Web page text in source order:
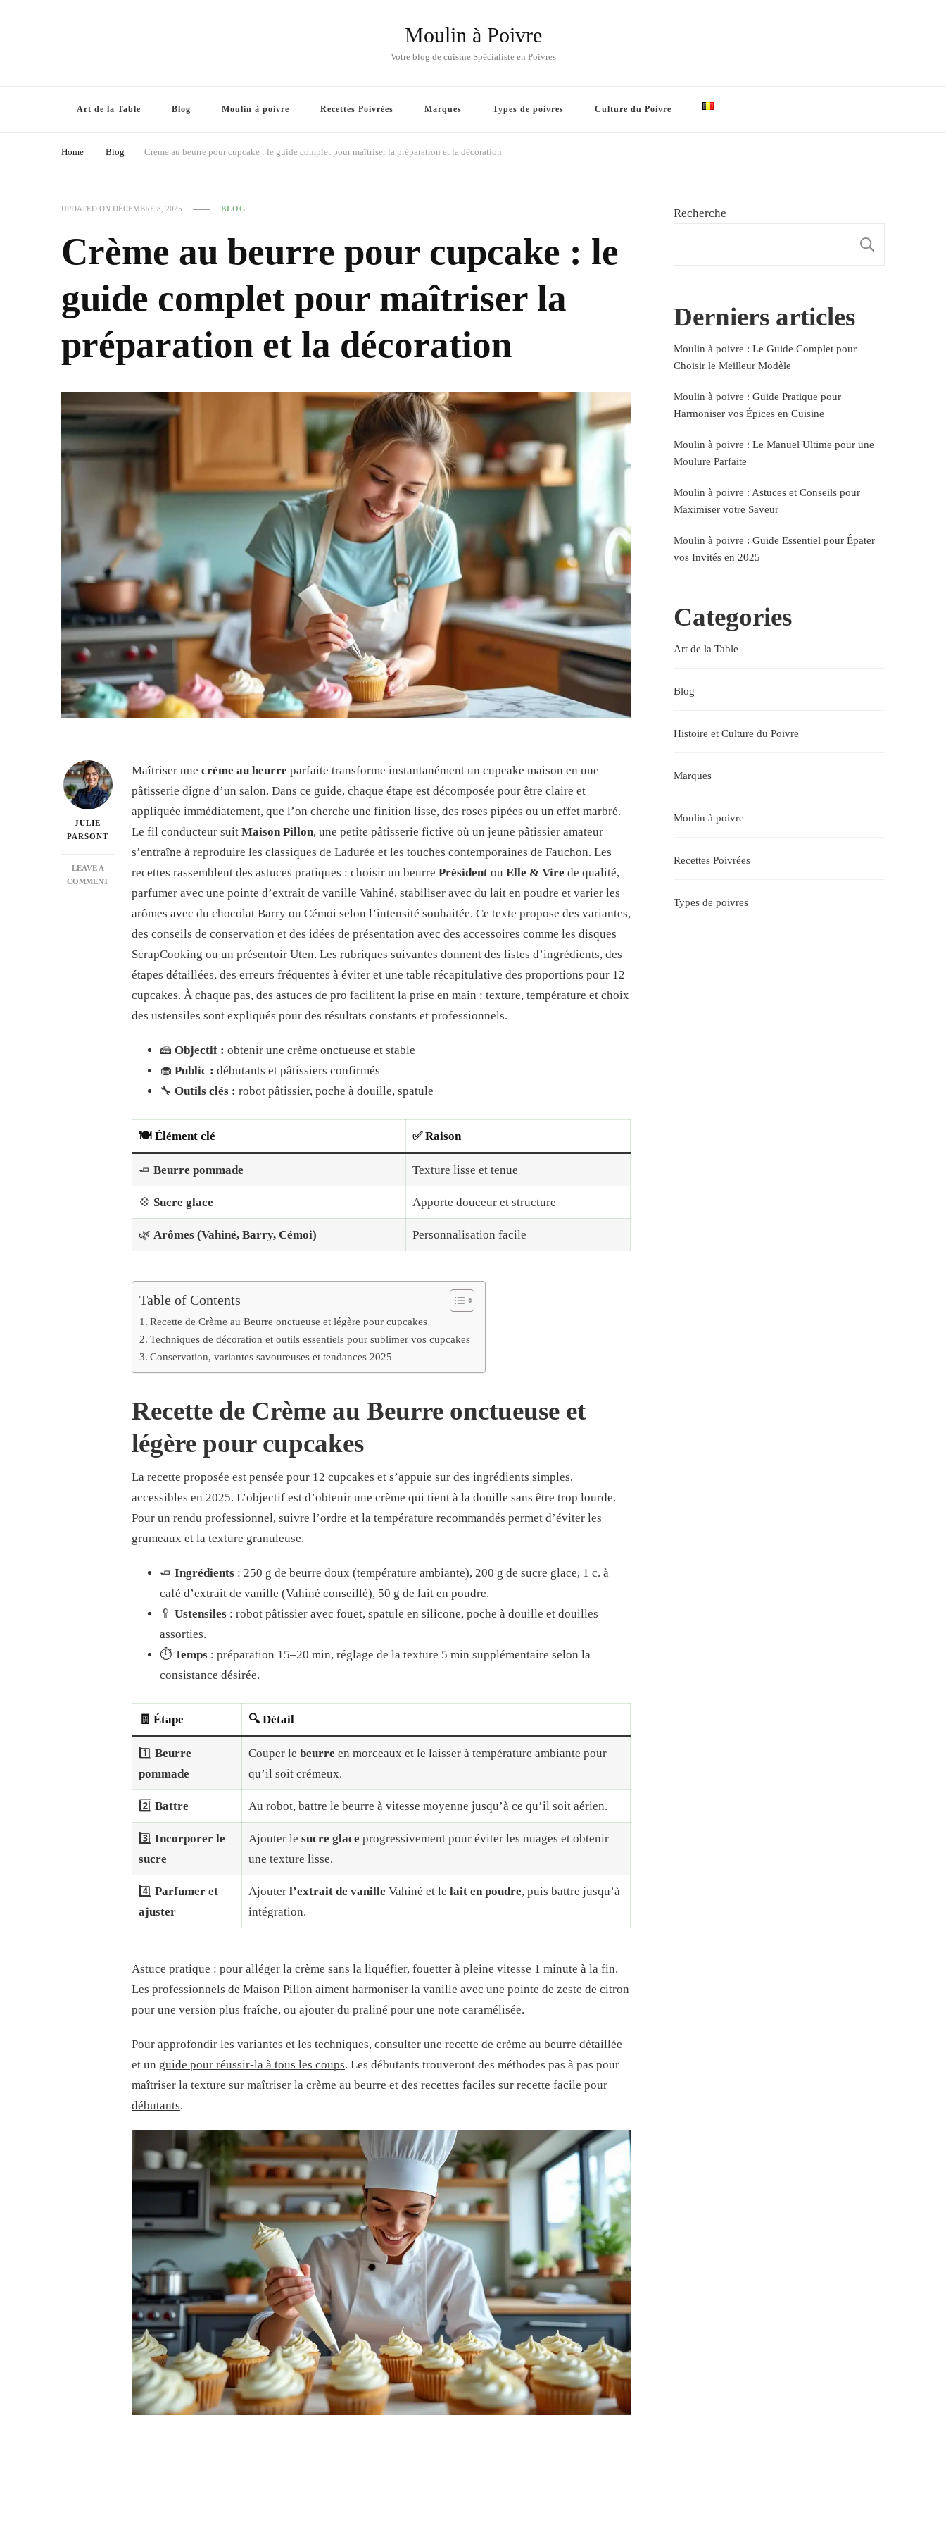
Moulin à Poivre
Votre blog de cuisine Spécialiste en Poivres
Art de la Table Blog Moulin à poivre Recettes Poivrées Marques Types de poivres Culture du Poivre
Home Blog Crème au beurre pour cupcake : le guide complet pour maîtriser la préparation et la décoration
UPDATED ON DÉCEMBRE 8, 2025 BLOG
Crème au beurre pour cupcake : le
guide complet pour maîtriser la
préparation et la décoration
JULIE
PARSONT
LEAVE A
COMMENTON
CRÈME
COMPLET
PRÉPARATION
DÉCORATION
Maîtriser une crème au beurre parfaite transforme instantanément un cupcake maison en une
pâtisserie digne d’un salon. Dans ce guide, chaque étape est décomposée pour être claire et
appliquée immédiatement, que l’on cherche une finition lisse, des roses pipées ou un effet marbré.
Le fil conducteur suit Maison Pillon, une petite pâtisserie fictive où un jeune pâtissier amateur
s’entraîne à reproduire les classiques de Ladurée et les touches contemporaines de Fauchon. Les
recettes rassemblent des astuces pratiques : choisir un beurre Président ou Elle & Vire de qualité,
parfumer avec une pointe d’extrait de vanille Vahiné, stabiliser avec du lait en poudre et varier les
arômes avec du chocolat Barry ou Cémoi selon l’intensité souhaitée. Ce texte propose des variantes,
des conseils de conservation et des idées de présentation avec des accessoires comme les disques
ScrapCooking ou un présentoir Uten. Les rubriques suivantes donnent des listes d’ingrédients, des
étapes détaillées, des erreurs fréquentes à éviter et une table récapitulative des proportions pour 12
cupcakes. À chaque pas, des astuces de pro facilitent la prise en main : texture, température et choix
des ustensiles sont expliqués pour des résultats constants et professionnels.
🍰 Objectif : obtenir une crème onctueuse et stable
🧁 Public : débutants et pâtissiers confirmés
🔧 Outils clés : robot pâtissier, poche à douille, spatule
🍽️ Élément clé ✅ Raison
🧈 Beurre pommade Texture lisse et tenue
💠 Sucre glace Apporte douceur et structure
🌿 Arômes (Vahiné, Barry, Cémoi) Personnalisation facile
Table of Contents
Recette de Crème au Beurre onctueuse et légère pour cupcakes
Techniques de décoration et outils essentiels pour sublimer vos cupcakes
Conservation, variantes savoureuses et tendances 2025
Recette de Crème au Beurre onctueuse et
légère pour cupcakes
La recette proposée est pensée pour 12 cupcakes et s’appuie sur des ingrédients simples,
accessibles en 2025. L’objectif est d’obtenir une crème qui tient à la douille sans être trop lourde.
Pour un rendu professionnel, suivre l’ordre et la température recommandés permet d’éviter les
grumeaux et la texture granuleuse.
🧈 Ingrédients : 250 g de beurre doux (température ambiante), 200 g de sucre glace, 1 c. à
café d’extrait de vanille (Vahiné conseillé), 50 g de lait en poudre.
🥄 Ustensiles : robot pâtissier avec fouet, spatule en silicone, poche à douille et douilles
assorties.
⏱️ Temps : préparation 15–20 min, réglage de la texture 5 min supplémentaire selon la
consistance désirée.
🧾 Étape 🔍 Détail
1️⃣ Beurre
pommade
Couper le beurre en morceaux et le laisser à température ambiante pour
qu’il soit crémeux.
2️⃣ Battre Au robot, battre le beurre à vitesse moyenne jusqu’à ce qu’il soit aérien.
3️⃣ Incorporer le
sucre
Ajouter le sucre glace progressivement pour éviter les nuages et obtenir
une texture lisse.
4️⃣ Parfumer et
ajuster
Ajouter l’extrait de vanille Vahiné et le lait en poudre, puis battre jusqu’à
intégration.
Astuce pratique : pour alléger la crème sans la liquéfier, fouetter à pleine vitesse 1 minute à la fin.
Les professionnels de Maison Pillon aiment harmoniser la vanille avec une pointe de zeste de citron
pour une version plus fraîche, ou ajouter du praliné pour une note caramélisée.
Pour approfondir les variantes et les techniques, consulter une recette de crème au beurre détaillée
et un guide pour réussir-la à tous les coups. Les débutants trouveront des méthodes pas à pas pour
maîtriser la texture sur maîtriser la crème au beurre et des recettes faciles sur recette facile pour
débutants.
Recherche
Derniers articles
Moulin à poivre : Le Guide Complet pour
Choisir le Meilleur Modèle
Moulin à poivre : Guide Pratique pour
Harmoniser vos Épices en Cuisine
Moulin à poivre : Le Manuel Ultime pour une
Moulure Parfaite
Moulin à poivre : Astuces et Conseils pour
Maximiser votre Saveur
Moulin à poivre : Guide Essentiel pour Épater
vos Invités en 2025
Categories
Art de la Table
Blog
Histoire et Culture du Poivre
Marques
Moulin à poivre
Recettes Poivrées
Types de poivres